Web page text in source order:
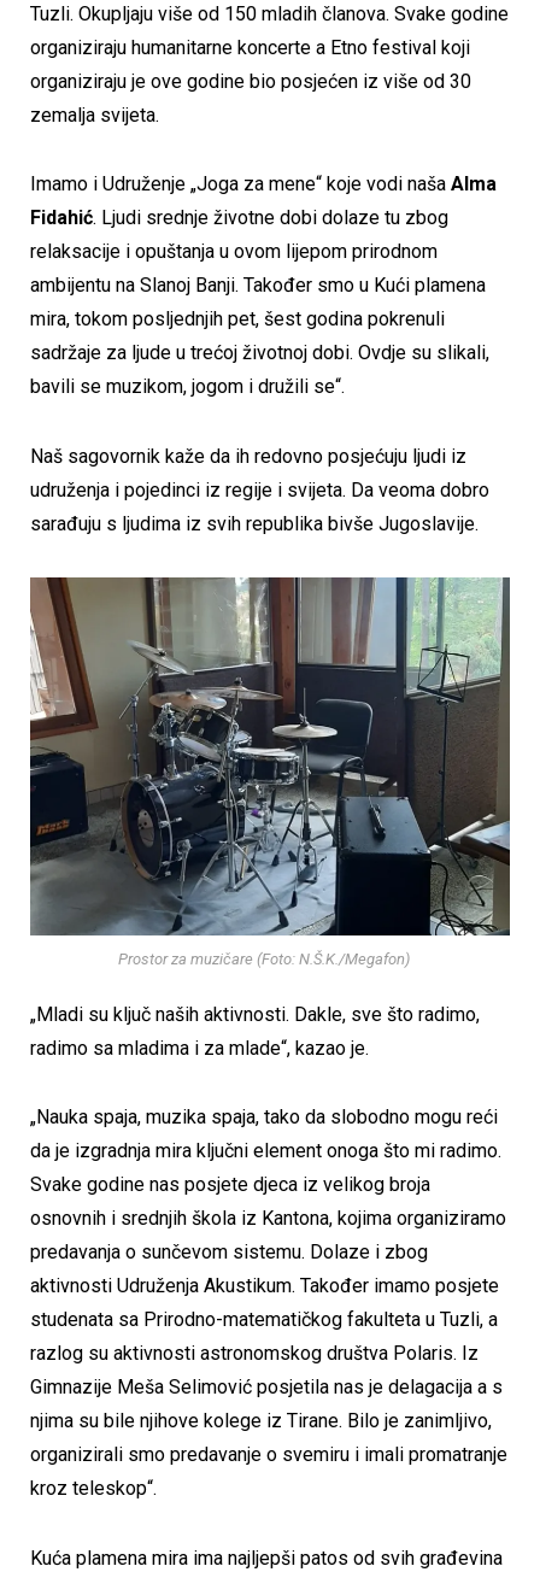
Tuzli. Okupljaju više od 150 mladih članova. Svake godine
organiziraju humanitarne koncerte a Etno festival koji
organiziraju je ove godine bio posjećen iz više od 30
zemalja svijeta.
Imamo i Udruženje „Joga za mene“ koje vodi naša Alma
Fidahić. Ljudi srednje životne dobi dolaze tu zbog
relaksacije i opuštanja u ovom lijepom prirodnom
ambijentu na Slanoj Banji. Također smo u Kući plamena
mira, tokom posljednjih pet, šest godina pokrenuli
sadržaje za ljude u trećoj životnoj dobi. Ovdje su slikali,
bavili se muzikom, jogom i družili se“.
Naš sagovornik kaže da ih redovno posjećuju ljudi iz
udruženja i pojedinci iz regije i svijeta. Da veoma dobro
sarađuju s ljudima iz svih republika bivše Jugoslavije.
Prostor za muzičare (Foto: N.Š.K./Megafon)
„Mladi su ključ naših aktivnosti. Dakle, sve što radimo,
radimo sa mladima i za mlade“, kazao je.
„Nauka spaja, muzika spaja, tako da slobodno mogu reći
da je izgradnja mira ključni element onoga što mi radimo.
Svake godine nas posjete djeca iz velikog broja
osnovnih i srednjih škola iz Kantona, kojima organiziramo
predavanja o sunčevom sistemu. Dolaze i zbog
aktivnosti Udruženja Akustikum. Također imamo posjete
studenata sa Prirodno-matematičkog fakulteta u Tuzli, a
razlog su aktivnosti astronomskog društva Polaris. Iz
Gimnazije Meša Selimović posjetila nas je delagacija a s
njima su bile njihove kolege iz Tirane. Bilo je zanimljivo,
organizirali smo predavanje o svemiru i imali promatranje
kroz teleskop“.
Kuća plamena mira ima najljepši patos od svih građevina